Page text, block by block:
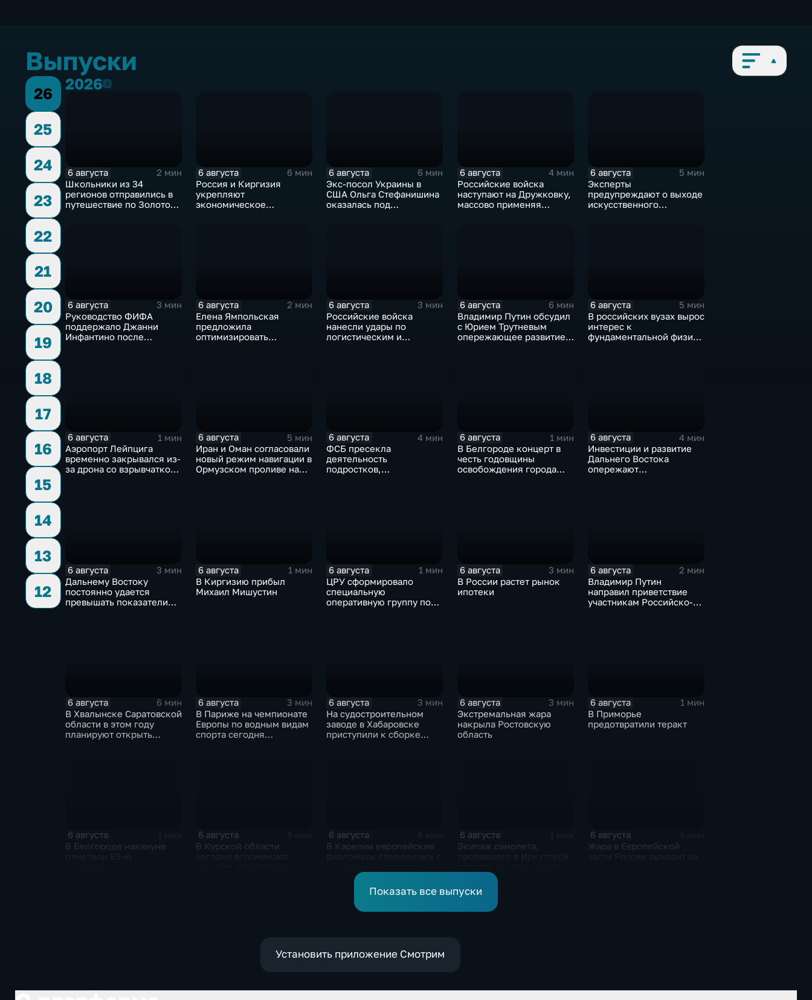
Выпуски
26
25
24
23
22
21
20
19
18
17
16
15
14
13
12
20262026
6 августа
2 мин
Школьники из 34
регионов отправились в
путешествие по Золотому
6 августа
6 мин
Россия и Киргизия
укрепляют
экономическое
6 августа
6 мин
Экс-посол Украины в
США Ольга Стефанишина
оказалась под
6 августа
4 мин
Российские войска
наступают на Дружковку,
массово применяя
6 августа
5 мин
Эксперты
предупреждают о выходе
искусственного
6 августа
3 мин
Руководство ФИФА
поддержало Джанни
Инфантино после
6 августа
2 мин
Елена Ямпольская
предложила
оптимизировать
6 августа
3 мин
Российские войска
нанесли удары по
логистическим и
6 августа
6 мин
Владимир Путин обсудил
с Юрием Трутневым
опережающее развитие
6 августа
5 мин
В российских вузах вырос
интерес к
фундаментальной физике
6 августа
1 мин
Аэропорт Лейпцига
временно закрывался из-
за дрона со взрывчаткой
6 августа
5 мин
Иран и Оман согласовали
новый режим навигации в
Ормузском проливе на
6 августа
4 мин
ФСБ пресекла
деятельность
подростков,
6 августа
1 мин
В Белгороде концерт в
честь годовщины
освобождения города
6 августа
4 мин
Инвестиции и развитие
Дальнего Востока
опережают
6 августа
3 мин
Дальнему Востоку
постоянно удается
превышать показатели
6 августа
1 мин
В Киргизию прибыл
Михаил Мишустин
6 августа
1 мин
ЦРУ сформировало
специальную
оперативную группу по
6 августа
3 мин
В России растет рынок
ипотеки
6 августа
2 мин
Владимир Путин
направил приветствие
участникам Российско-
6 августа
6 мин
В Хвалынске Саратовской
области в этом году
планируют открыть
6 августа
3 мин
В Париже на чемпионате
Европы по водным видам
спорта сегодня
6 августа
3 мин
На судостроительном
заводе в Хабаровске
приступили к сборке
6 августа
3 мин
Экстремальная жара
накрыла Ростовскую
область
6 августа
1 мин
В Приморье
предотвратили теракт
6 августа
В Белгороде накануне
6 августа
В Курской области
6 августа
В Карелии европейские
жителей
6 августа
Экипаж самолета,
6 августа
Жара в Европейской
Показать все выпуски
Установить приложение Смотрим